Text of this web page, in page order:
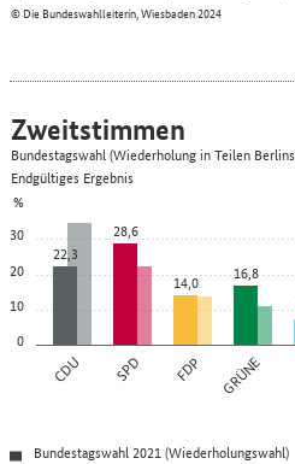
© Die Bundeswahlleiterin, Wiesbaden 2024
0
10
20
30
%
CDU SPD FDP GRÜNE
22,3
28,6
14,0
16,8
Zweitstimmen
Bundestagswahl (Wiederholung in Teilen
Endgültiges Ergebnis
Bundestagswahl 2021 (Wiederholungswahl)